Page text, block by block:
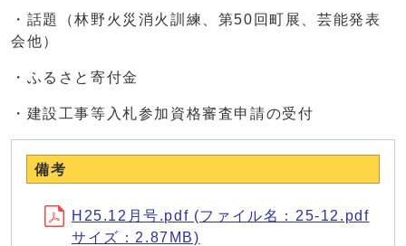
・話題（林野火災消火訓練、第50回町展、芸能発表
会他）
・ふるさと寄付金
・建設工事等入札参加資格審査申請の受付
備考
H25.12月号.pdf (ファイル名：25-12.pdf
サイズ：2.87MB)